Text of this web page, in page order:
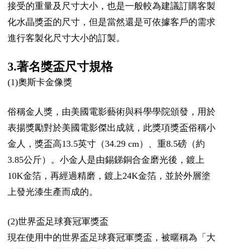
接受的重量及尺寸大小，也是一般較為建議訂購客製
化水晶獎盃的尺寸，但是當然還是可依據客戶的需求
進行客製化尺寸大小的訂製。
3.著名獎盃尺寸規格
(1)奧斯卡金像獎
俗稱金人獎，由美國電影藝術與科學學院頒發，用於
表揚獎勵對於美國電影傑出成就，此獎項獎盃俗稱小
金人，獎盃高13.5英寸（34.29 cm）、重8.5磅（約
3.85公斤）。小金人是由錫銻銅合金磨光後，鍍上
10K金箔，再經過精磨，鍍上24K金箔，並於外層塗
上發光漆生產而成的。
(2)世界盃足球賽冠軍獎盃
現在使用中的世界盃足球賽冠軍獎盃，被暱稱為「大